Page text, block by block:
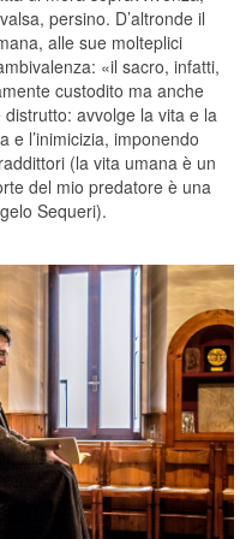
persino. D’altronde il
alle sue molteplici
«il sacro, infatti,
custodito ma anche
avvolge la vita e la
e l’inimicizia, imponendo
(la vita umana è un
del mio predatore è una
Sequeri).